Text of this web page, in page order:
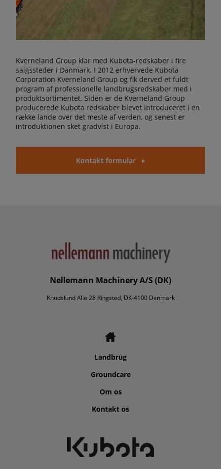
Kverneland Group klar med Kubota-redskaber i fire
salgssteder i Danmark. I 2012 erhvervede Kubota
Corporation Kverneland Group og fik derved et fuldt
program af professionelle landbrugsredskaber med i
produktsortimentet. Siden er de Kverneland Group
producerede Kubota redskaber blevet introduceret i en
række lande over det meste af verden, og senest er
introduktionen sket gradvist i Europa.
Kontakt formular
Nellemann Machinery A/S (DK)
Knudslund Alle 28 Ringsted, DK-4100 Denmark
Landbrug
Groundcare
Om os
Kontakt os